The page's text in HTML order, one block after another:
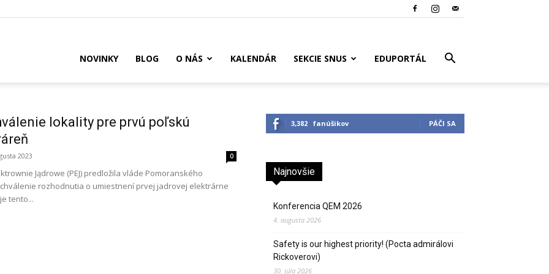
NOVINKY BLOG O NÁS KALENDÁR SEKCIE SNUS EDUPORTÁL
lokality pre prvú poľskú
2023 0
Jądrowe (PEJ) predložila vláde Pomoranského
rozhodnutia o umiestnení prvej jadrovej elektrárne
tento...
3,382 fanúšikov PÁČI SA
Najnovšie
Konferencia QEM 2026
4. augusta 2026
Safety is our highest priority! (Pocta admirálovi
Rickoverovi)
30. júla 2026